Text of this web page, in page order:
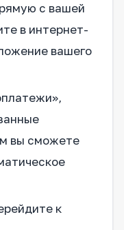
с вашей
в интернет-
вашего
вы сможете
к